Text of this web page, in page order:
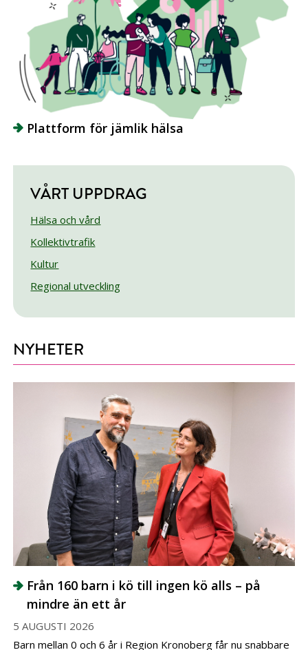
Plattform för jämlik hälsa
VÅRT UPPDRAG
Hälsa och vård
Kollektivtrafik
Kultur
Regional utveckling
NYHETER
Från 160 barn i kö till ingen kö alls – på
mindre än ett år
5 AUGUSTI 2026
Barn mellan 0 och 6 år i Region Kronoberg får nu snabbare